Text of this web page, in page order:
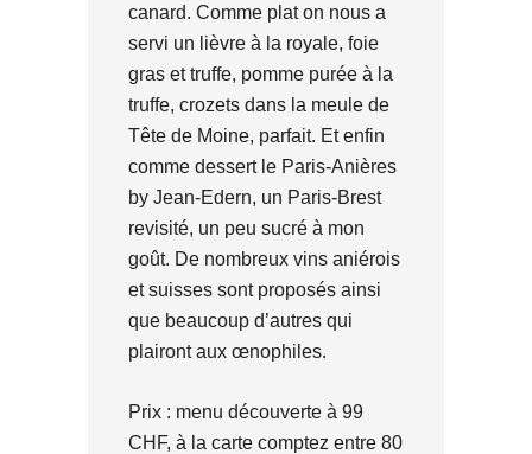
canard. Comme plat on nous a
servi un lièvre à la royale, foie
gras et truffe, pomme purée à la
truffe, crozets dans la meule de
Tête de Moine, parfait. Et enfin
comme dessert le Paris-Anières
by Jean-Edern, un Paris-Brest
revisité, un peu sucré à mon
goût. De nombreux vins aniérois
et suisses sont proposés ainsi
que beaucoup d’autres qui
plairont aux œnophiles.
Prix : menu découverte à 99
CHF, à la carte comptez entre 80